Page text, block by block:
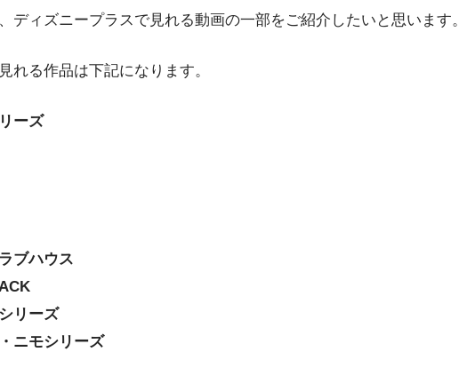
ディズニープラスで見れる動画の一部をご紹介したいと思います。
れる作品は下記になります。
ーズ
ブハウス
リーズ
ニモシリーズ